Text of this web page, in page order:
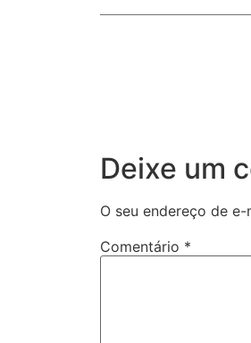
Deixe um
O seu endereço de
Comentário *